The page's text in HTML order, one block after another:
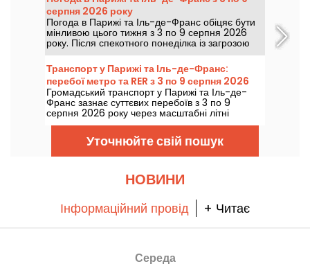
серпня 2026 року
Погода в Парижі та Іль-де-Франс обіцяє бути
мінливою цього тижня з 3 по 9 серпня 2026
року. Після спекотного понеділка із загрозою
гроз температура повільно знижуватиметься,
перш ніж на вихідні повернеться тепла та
сонячна погода.
Транспорт у Парижі та Іль-де-Франс:
перебої метро та RER з 3 по 9 серпня 2026
року
Громадський транспорт у Парижі та Іль-де-
Франс зазнає суттєвих перебоїв з 3 по 9
серпня 2026 року через масштабні літні
роботи, які дуже сильно позначаться на
окремих лініях, згідно з даними RATP та SNCF.
Уточнюйте свій пошук
НОВИНИ
Інформаційний провід + Читає
Середа